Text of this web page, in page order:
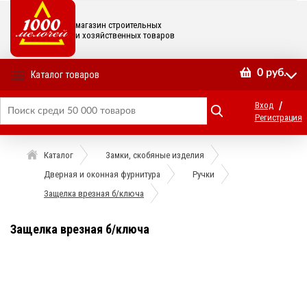
магазин строительных
и хозяйственных товаров
Каталог товаров 0 руб.
Вход /
Регистрация
Каталог
Замки, скобяные изделия
Дверная и оконная фурнитура
Ручки
Защелка врезная б/ключа
Защелка врезная б/ключа